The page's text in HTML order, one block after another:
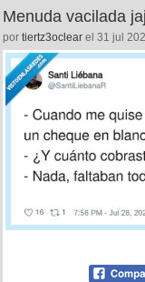
Menuda vacilada
por tiertz3oclear el 31 jul